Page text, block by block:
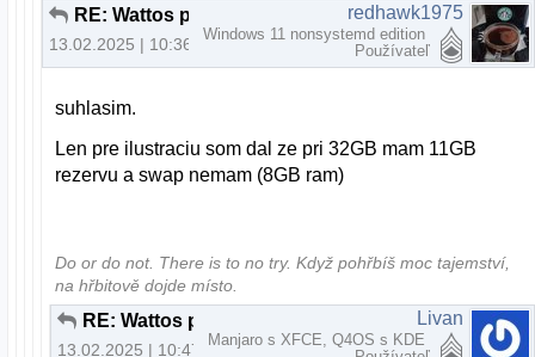
RE: Wattos prikazovy riadok
13.02.2025 | 10:36
redhawk1975
Windows 11 nonsystemd edition
Používateľ
suhlasim.
Len pre ilustraciu som dal ze pri 32GB mam 11GB
rezervu a swap nemam (8GB ram)
Do or do not. There is to no try.​ Když pohřbíš moc tajemství,
na hřbitově dojde místo.
RE: Wattos prikazovy riadok
13.02.2025 | 10:47
Livan
Manjaro s XFCE, Q4OS s KDE